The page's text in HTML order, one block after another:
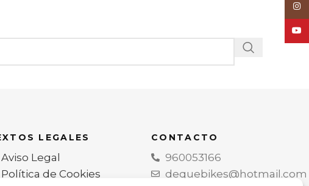
LEGALES
Aviso Legal
Política de Cookies
CONTACTO
960053166
dequebikes@hotmail.com